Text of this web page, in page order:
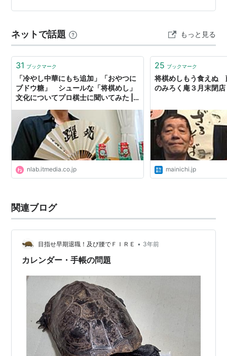
ネギトロ海鮮バラちらし定食 ■こんな方にオススメの記
い。 昼食後はだるくなる。 栄養ドリンクを卒業したい。
避けたい昼食後の血糖値スパイク 昼食後に集中力が落ち
てしまう理由のひと…
ネットで話題 もっと見る
31 ブックマーク
「冷やし中華にもち追加」「おやつに
ブドウ糖」 シュールな「将棋めし」
文化についてプロ棋士に聞いてみた |
nlab.itmedia.co.jp
25 ブックマーク
将棋めしもう食えぬ
のみろく庵３月末閉
mainichi.jp
関連ブログ
目指せ早期退職！及び腰でＦＩＲＥ • 3年前
カレンダー・手帳の問題